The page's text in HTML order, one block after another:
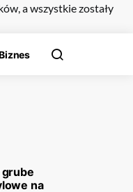
a wszystkie zostały
na